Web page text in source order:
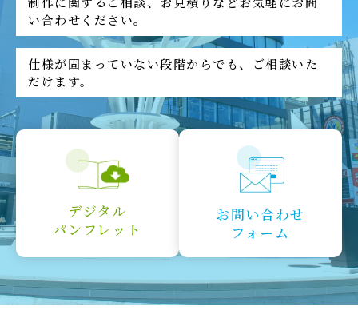
い合わせください。
仕様が固まっていない段階からでも、ご相談いた
だけます。
デジタル
パンフレット
お問い合わせ
フォーム